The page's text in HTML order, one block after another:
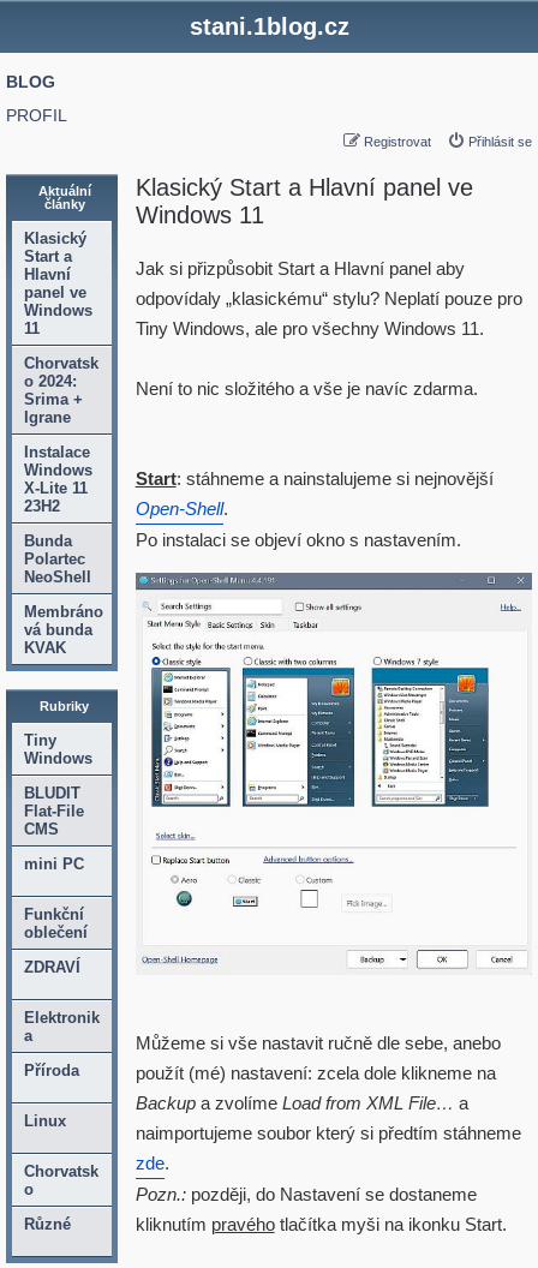
stani.1blog.cz
BLOG
PROFIL
Registrovat Přihlásit se
Aktuální
články
Klasický
Start a
Hlavní
panel ve
Windows
11
Chorvatsk
o 2024:
Srima +
Igrane
Instalace
Windows
X-Lite 11
23H2
Bunda
Polartec
NeoShell
Membráno
vá bunda
KVAK
Rubriky
Tiny
Windows
BLUDIT
Flat-File
CMS
mini PC
Funkční
oblečení
ZDRAVÍ
Elektronik
a
Příroda
Linux
Chorvatsk
o
Různé
Klasický Start a Hlavní panel ve
Windows 11
Jak si přizpůsobit Start a Hlavní panel aby
odpovídaly „klasickému“ stylu? Neplatí pouze pro
Tiny Windows, ale pro všechny Windows 11.
Není to nic složitého a vše je navíc zdarma.
Start: stáhneme a nainstalujeme si nejnovější
Open-Shell.
Po instalaci se objeví okno s nastavením.
Můžeme si vše nastavit ručně dle sebe, anebo
použít (mé) nastavení: zcela dole klikneme na
Backupa zvolíme Load from XML File… a
naimportujeme soubor který si předtím stáhneme
zde.
Pozn.:později, do Nastavení se dostaneme
kliknutím pravéhotlačítka myši na ikonku Start.